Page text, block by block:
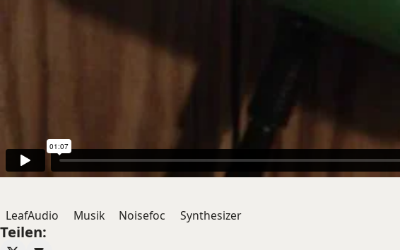
LeafAudio Musik Noisefoc Synthesizer
Teilen: